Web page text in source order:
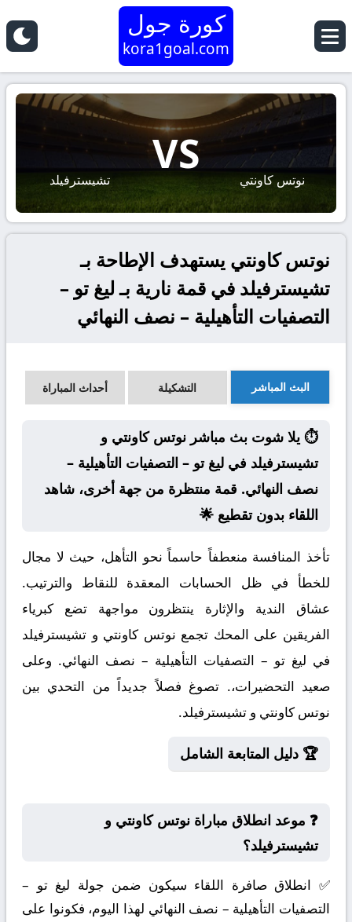
كورة جول
kora1goal.com
نوتس كاونتي
VS
تشيسترفيلد
نوتس كاونتي يستهدف الإطاحة بـ
تشيسترفيلد في قمة نارية بـ ليغ تو –
التصفيات التأهيلية – نصف النهائي
البث المباشر التشكيلة أحداث المباراة
⏱️ يلا شوت بث مباشر نوتس كاونتي و
تشيسترفيلد في ليغ تو – التصفيات التأهيلية –
نصف النهائي. قمة منتظرة من جهة أخرى، شاهد
اللقاء بدون تقطيع 🌟
تأخذ المنافسة منعطفاً حاسماً نحو التأهل، حيث لا مجال
للخطأ في ظل الحسابات المعقدة للنقاط والترتيب.
عشاق الندية والإثارة ينتظرون مواجهة تضع كبرياء
الفريقين على المحك تجمع نوتس كاونتي و تشيسترفيلد
في ليغ تو – التصفيات التأهيلية – نصف النهائي. وعلى
صعيد التحضيرات،. تصوغ فصلاً جديداً من التحدي بين
نوتس كاونتي و تشيسترفيلد.
🏆 دليل المتابعة الشامل
❓ موعد انطلاق مباراة نوتس كاونتي و
تشيسترفيلد؟
✅ انطلاق صافرة اللقاء سيكون ضمن جولة ليغ تو –
التصفيات التأهيلية – نصف النهائي لهذا اليوم، فكونوا على